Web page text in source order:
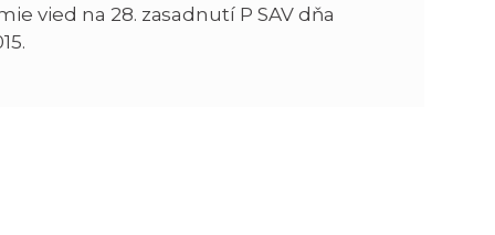
vied na 28. zasadnutí P SAV dňa